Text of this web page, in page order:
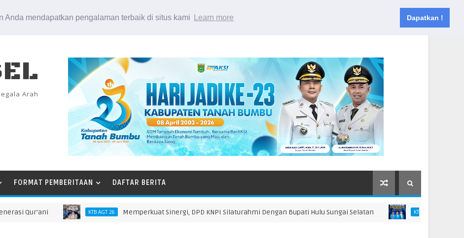
mendapatkan pengalaman terbaik di situs kami Learn more Dapatkan !
Kontak
Arah
FORMAT PEMBERITAAN DAFTAR BERITA
Qur’ani KTB AGT 26 Memperkuat Sinergi, DPD KNPI Silaturahmi Dengan Bupati Hulu Sungai Selatan KTB AGT 26